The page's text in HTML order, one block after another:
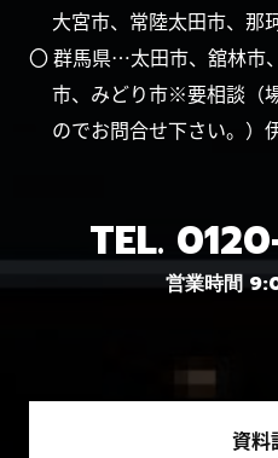
大宮市、常陸太田市、那
〇 群馬県…太田市、舘林市
市、みどり市※要相談（
のでお問合せ下さい。）
TEL.
営業時間
資料